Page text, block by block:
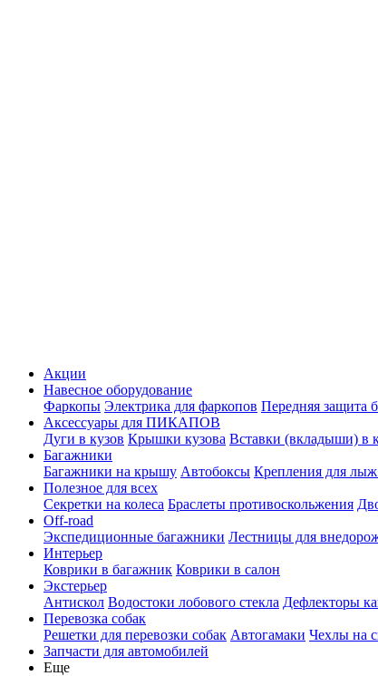
Акции
Навесное оборудование
Фаркопы Электрика для фаркопов Передняя защита
Аксессуары для ПИКАПОВ
Дуги в кузов Крышки кузова Вставки (вкладыши) в
Багажники
Багажники на крышу Автобоксы Крепления для лыж
Полезное для всех
Секретки на колеса Браслеты противоскольжения
Off-road
Экспедиционные багажники Лестницы для
Интерьер
Коврики в багажник Коврики в салон
Экстерьер
Антискол Водостоки лобового стекла Дефлекторы
Перевозка собак
Решетки для перевозки собак Автогамаки Чехлы на
Запчасти для автомобилей
Еще